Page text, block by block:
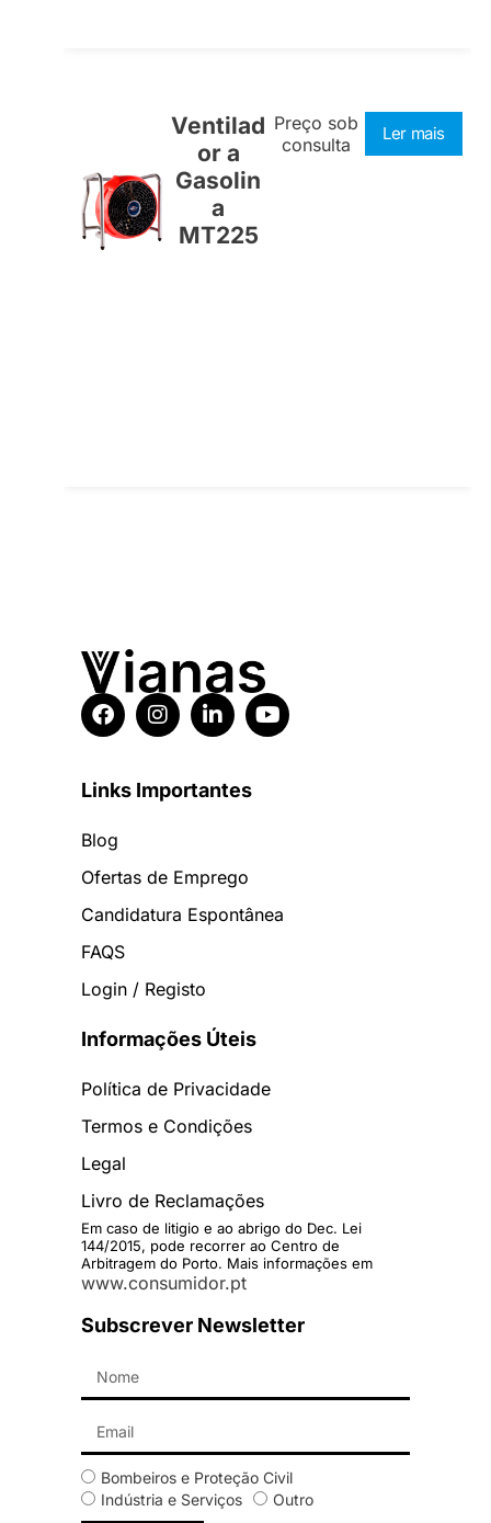
Ventilad
or a
Gasolin
a
MT225
Preço sob
consulta
Ler mais
Links Importantes
Blog
Ofertas de Emprego
Candidatura Espontânea
FAQS
Login / Registo
Informações Úteis
Política de Privacidade
Termos e Condições
Legal
Livro de Reclamações
Em caso de litigio e ao abrigo do Dec. Lei
144/2015, pode recorrer ao Centro de
Arbitragem do Porto. Mais informações em
www.consumidor.pt
Subscrever Newsletter
Bombeiros e Proteção Civil
Indústria e Serviços
Outro